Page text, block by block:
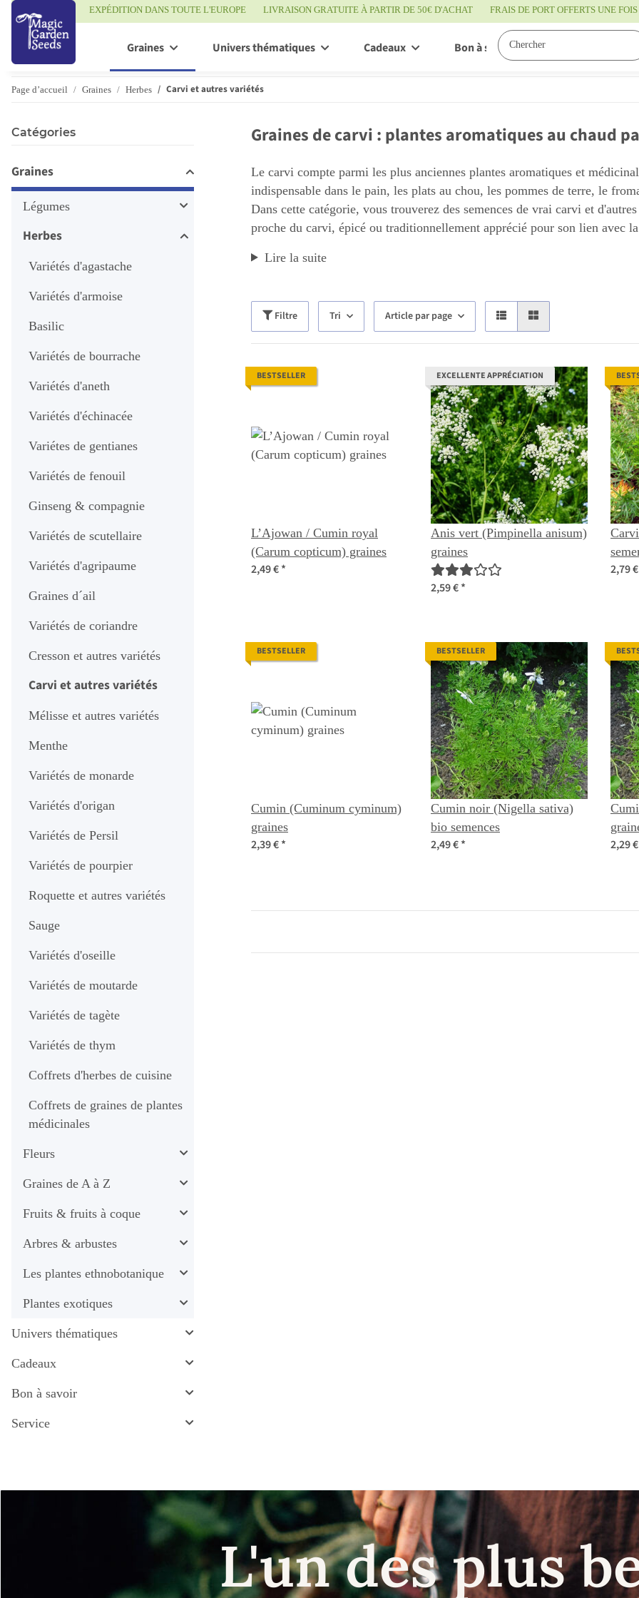
EXPÉDITION DANS TOUTE L'EUROPE LIVRAISON GRATUITE À PARTIR DE 50€ D'ACHAT FRAIS DE PORT OFFERTS UNE
Graines Univers thématiques Cadeaux Bon à savoir
Page d’accueil Graines Herbes Carvi et autres variétés
Graines de carvi : plantes aromatiques au chaud
Le carvi compte parmi les plus anciennes plantes aromatiques et
indispensable dans le pain, les plats au chou, les pommes de terre, le
Dans cette catégorie, vous trouverez des semences de vrai carvi et
proche du carvi, épicé ou traditionnellement apprécié pour son lien avec
Lire la suite
Filtre Tri Article par page
BESTSELLER
L’Ajowan / Cumin royal
(Carum copticum) graines
2,49 €*
EXCELLENTE APPRÉCIATION
Anis vert (Pimpinella anisum)
graines
2,59 €*
2,79
BESTSELLER
Cumin (Cuminum cyminum)
graines
2,39 €*
BESTSELLER
Cumin noir (Nigella sativa)
bio semences
2,49 €* 2,29
Catégories
Graines
Légumes
Herbes
Variétés d'agastache
Variétés d'armoise
Basilic
Variétés de bourrache
Variétés d'aneth
Variétés d'échinacée
Variétes de gentianes
Variétés de fenouil
Ginseng & compagnie
Variétés de scutellaire
Variétés d'agripaume
Graines d´ail
Variétés de coriandre
Cresson et autres variétés
Carvi et autres variétés
Mélisse et autres variétés
Menthe
Variétés de monarde
Variétés d'origan
Variétés de Persil
Variétés de pourpier
Roquette et autres variétés
Sauge
Variétés d'oseille
Variétés de moutarde
Variétés de tagète
Variétés de thym
Coffrets d'herbes de cuisine
Coffrets de graines de plantes
médicinales
Fleurs
Graines de A à Z
Fruits & fruits à coque
Arbres & arbustes
Les plantes ethnobotanique
Plantes exotiques
Univers thématiques
Cadeaux
Bon à savoir
Service
L'un des plus